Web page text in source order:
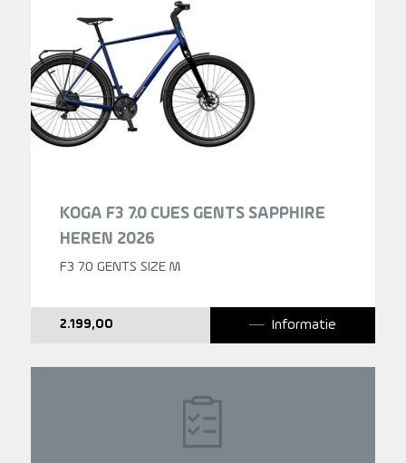
KOGA F3 7.0 CUES GENTS SAPPHIRE
HEREN 2026
F3 7.0 GENTS SIZE M
2.199,00 Informatie